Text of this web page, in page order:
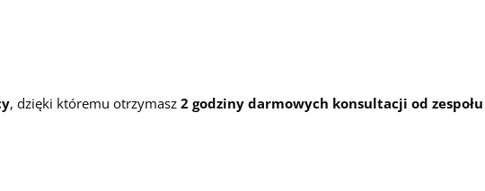
, dzięki któremu otrzymasz 2 godziny darmowych konsultacji od